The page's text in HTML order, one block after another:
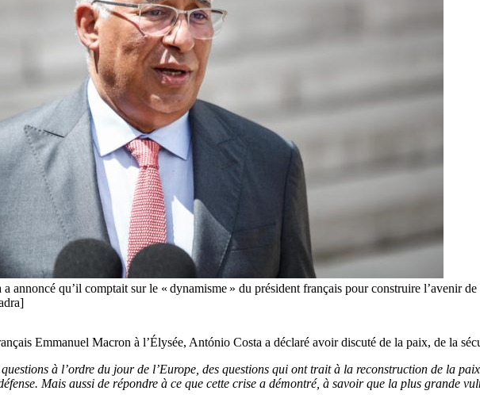
annoncé qu’il comptait sur le « dynamisme » du président français pour construire l’avenir
Emmanuel Macron à l’Élysée, António Costa a déclaré avoir discuté de la paix, de la
à l’ordre du jour de l’Europe, des questions qui ont trait à la reconstruction de la
Mais aussi de répondre à ce que cette crise a démontré, à savoir que la plus grande